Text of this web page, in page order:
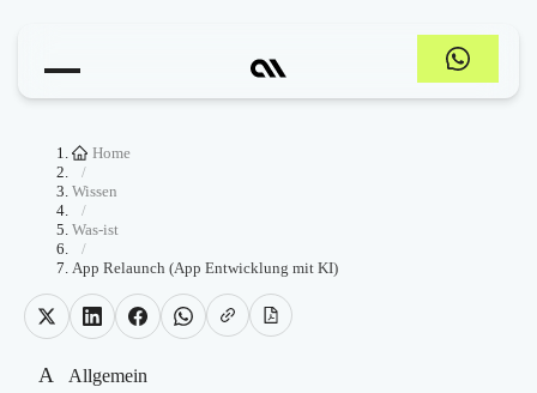
Home
/
Wissen
/
Was-ist
/
App Relaunch (App Entwicklung mit KI)
A Allgemein